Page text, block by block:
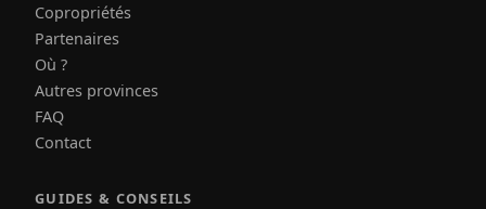
Copropriétés
Partenaires
Où ?
Autres provinces
FAQ
Contact
GUIDES & CONSEILS